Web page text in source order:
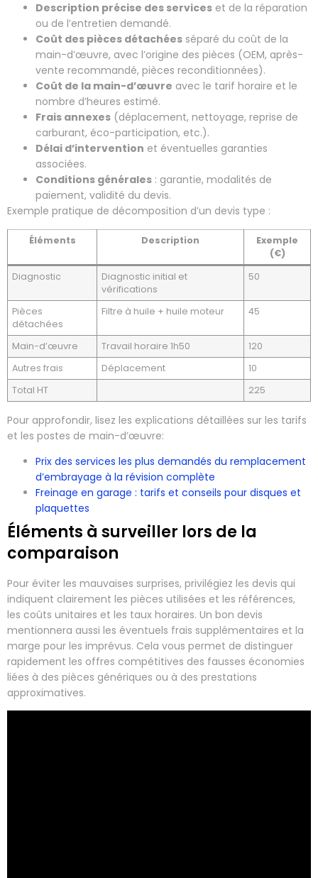
Description précise des services et de la réparation
ou de l’entretien demandé.
Coût des pièces détachées séparé du coût de la
main-d’œuvre, avec l’origine des pièces (OEM, après-
vente recommandé, pièces reconditionnées).
Coût de la main-d’œuvre avec le tarif horaire et le
nombre d’heures estimé.
Frais annexes (déplacement, nettoyage, reprise de
carburant, éco-participation, etc.).
Délai d’intervention et éventuelles garanties
associées.
Conditions générales : garantie, modalités de
paiement, validité du devis.
Exemple pratique de décomposition d’un devis type :
Éléments Description
Exemple
(€)
Diagnostic
Diagnostic initial et
vérifications
50
Pièces
détachées
Filtre à huile + huile moteur 45
Main-d’œuvre Travail horaire 1h50
120
Autres frais
Déplacement
10
Total HT
225
Pour approfondir, lisez les explications détaillées sur les tarifs
et les postes de main-d’œuvre:
Prix des services les plus demandés du remplacement
d’embrayage à la révision complète
Freinage en garage : tarifs et conseils pour disques et
plaquettes
Éléments à surveiller lors de la
comparaison
Pour éviter les mauvaises surprises, privilégiez les devis qui
indiquent clairement les pièces utilisées et les références,
les coûts unitaires et les taux horaires. Un bon devis
mentionnera aussi les éventuels frais supplémentaires et la
marge pour les imprévus. Cela vous permet de distinguer
rapidement les offres compétitives des fausses économies
liées à des pièces génériques ou à des prestations
approximatives.